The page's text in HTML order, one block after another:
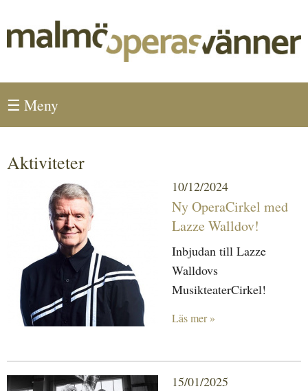
Huvudmeny
☰ Meny
Aktiviteter
10/12/2024
Ny OperaCirkel med
Lazze Walldov!
Inbjudan till Lazze
Walldovs
MusikteaterCirkel!
Läs mer »
15/01/2025